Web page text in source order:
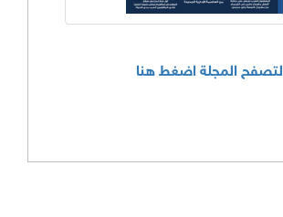
لتصفح المجلة اضغط هنا